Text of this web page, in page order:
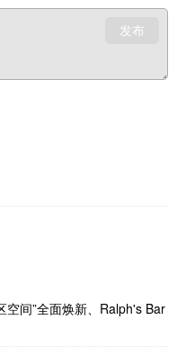
发布
空间”全面焕新、Ralph's Bar